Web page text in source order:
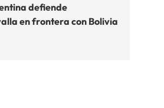
defiende
en frontera con Bolivia